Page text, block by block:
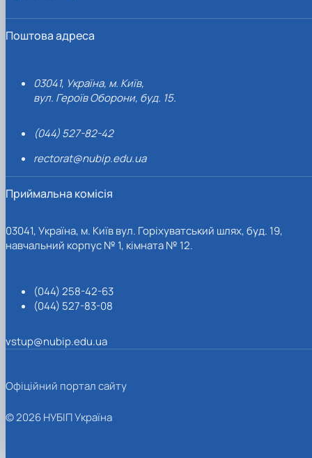
Поштова адреса
03041, Україна, м. Київ,
вул. Героїв Оборони, буд. 15.
(044) 527-82-42
rectorat@nubip.edu.ua
Приймальна комісія
03041, Україна, м. Київ вул. Горіхуватський шлях, буд. 19,
навчальний корпус № 1, кімната № 12.
(044) 258-42-63
(044) 527-83-08
vstup@nubip.edu.ua
Офіційний портал сайту
© 2026 НУБІП Україна